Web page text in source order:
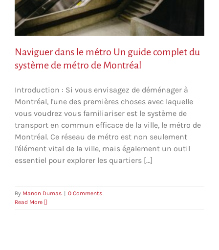
Naviguer dans le métro Un guide complet du
système de métro de Montréal
Introduction : Si vous envisagez de déménager à
Montréal, l'une des premières choses avec laquelle
vous voudrez vous familiariser est le système de
transport en commun efficace de la ville, le métro de
Montréal. Ce réseau de métro est non seulement
l'élément vital de la ville, mais également un outil
essentiel pour explorer les quartiers [...]
By Manon Dumas
0 Comments
Read More